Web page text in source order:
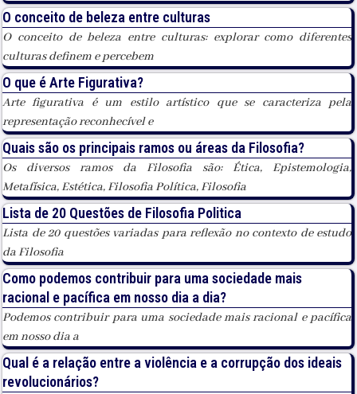
O conceito de beleza entre culturas
O conceito de beleza entre culturas: explorar como diferentes
culturas definem e percebem
O que é Arte Figurativa?
Arte figurativa é um estilo artístico que se caracteriza pela
representação reconhecível e
Quais são os principais ramos ou áreas da Filosofia?
Os diversos ramos da Filosofia são: Ética, Epistemologia,
Metafísica, Estética, Filosofia Política, Filosofia
Lista de 20 Questões de Filosofia Politica
Lista de 20 questões variadas para reflexão no contexto de estudo
da Filosofia
Como podemos contribuir para uma sociedade mais
racional e pacífica em nosso dia a dia?
Podemos contribuir para uma sociedade mais racional e pacífica
em nosso dia a
Qual é a relação entre a violência e a corrupção dos ideais
revolucionários?